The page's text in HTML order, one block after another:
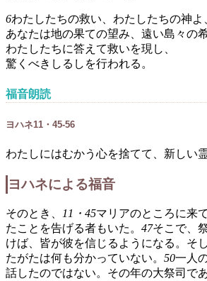
6わたしたちの救い、わたしたちの神よ
あなたは地の果ての望み、遠い島々の希
わたしたちに答えて救いを現し、
驚くべきしるしを行われる。
福音朗読
ヨハネ11・45-56
わたしにはむかう心を捨てて、新しい
ヨハネによる福音
そのとき、 11・45マリアのところに来
たことを告げる者もいた。 47そこで、
けば、皆が彼を信じるようになる。そ
たがたは何も分かっていない。 50一人
話したのではない。その年の大祭司で